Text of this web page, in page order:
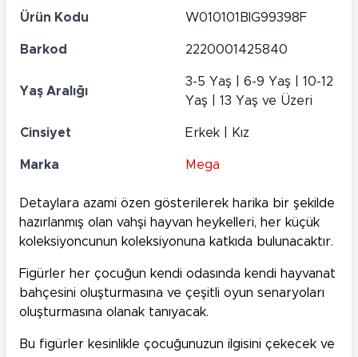
Ürün Kodu W010101BIG99398F
Barkod 2220001425840
Yaş Aralığı
3-5 Yaş | 6-9 Yaş | 10-12
Yaş | 13 Yaş ve Üzeri
Cinsiyet Erkek | Kız
Marka Mega
Detaylara azami özen gösterilerek harika bir şekilde
hazırlanmış olan vahşi hayvan heykelleri, her küçük
koleksiyoncunun koleksiyonuna katkıda bulunacaktır.
Figürler her çocuğun kendi odasında kendi hayvanat
bahçesini oluşturmasına ve çeşitli oyun senaryoları
oluşturmasına olanak tanıyacak.
Bu figürler kesinlikle çocuğunuzun ilgisini çekecek ve